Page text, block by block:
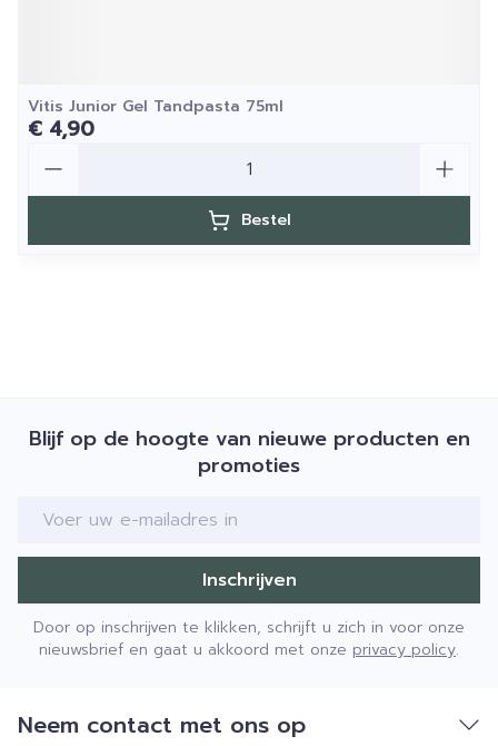
Vitis Junior Gel Tandpasta 75ml
€ 4,90
Bestel
Blijf op de hoogte van nieuwe producten en
promoties
E-mail adres
Inschrijven
Door op inschrijven te klikken, schrijft u zich in voor onze
nieuwsbrief en gaat u akkoord met onze privacy policy.
Neem contact met ons op